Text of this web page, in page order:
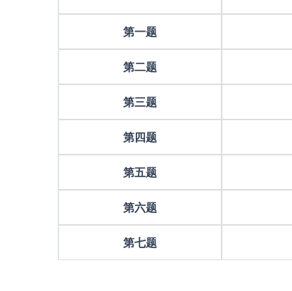
第一题
第二题
第三题
第四题
第五题
第六题
第七题